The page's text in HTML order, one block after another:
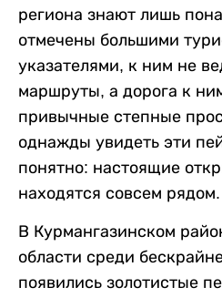
региона знают лишь
отмечены большими
указателями, к ним не
маршруты, а дорога к
привычные степные
однажды увидеть эти
понятно: настоящие
находятся совсем рядом.
В Курмангазинском
области среди
появились золотистые